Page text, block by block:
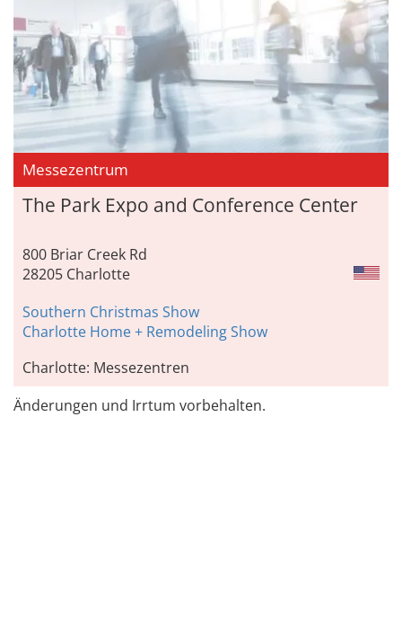
Messezentrum
The Park Expo and Conference Center
800 Briar Creek Rd
28205 Charlotte
Southern Christmas Show
Charlotte Home + Remodeling Show
Charlotte: Messezentren
Änderungen und Irrtum vorbehalten.